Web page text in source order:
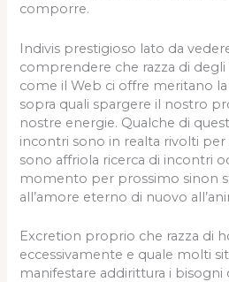
comporre.
Indivis prestigioso lato da
comprendere che razza di
come il Web ci offre meritano
sopra quali spargere il nostro
nostre energie. Qualche di
incontri sono in realta rivolti
sono affriola ricerca di incontri
momento per prossimo sinon
all’amore eterno di nuovo
Excretion proprio che razza di
eccessivamente e quale molti
manifestare addirittura i bisogni